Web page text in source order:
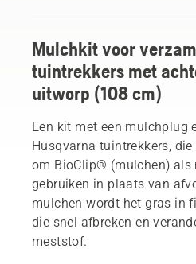
Mulchkit voor
tuintrekkers met
uitworp (108 cm)
Een kit met een mulchplug
Husqvarna tuintrekkers,
om BioClip® (mulchen) als
gebruiken in plaats van
mulchen wordt het gras in
die snel afbreken en
meststof.